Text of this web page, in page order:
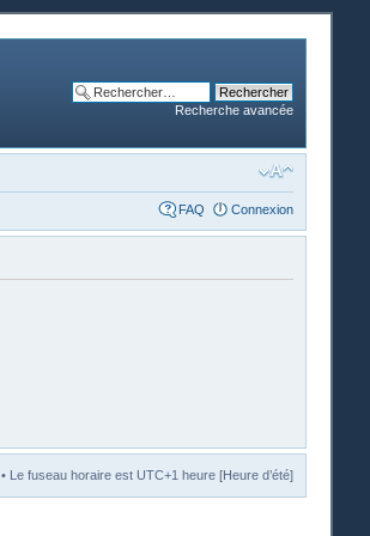
Recherche avancée
FAQ Connexion
• Le fuseau horaire est UTC+1 heure [Heure d’été]